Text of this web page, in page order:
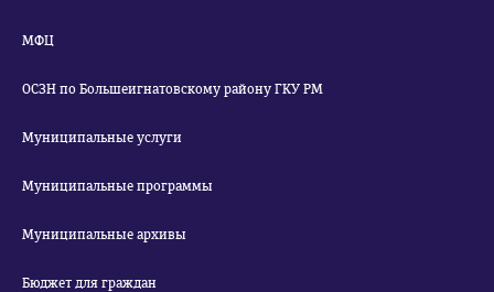
МФЦ
ОСЗН по Большеигнатовскому району ГКУ РМ
Муниципальные услуги
Муниципальные программы
Муниципальные архивы
Бюджет для граждан